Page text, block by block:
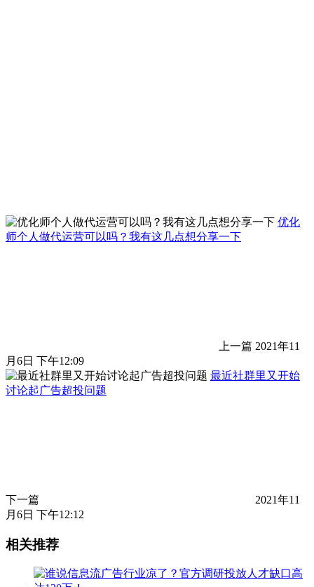
优化
师个人做代运营可以吗？我有这几点想分享一下
上一篇 2021年11
月6日 下午12:09
最近社群里又开始
讨论起广告超投问题
下一篇
2021年11
月6日 下午12:12
相关推荐